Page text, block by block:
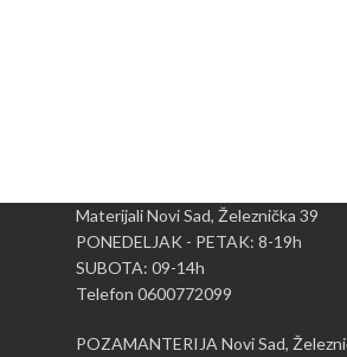
Materijali Novi Sad, Železnička 39
PONEDELJAK - PETAK: 8-19h
SUBOTA: 09-14h
Telefon 0600772099
POZAMANTERIJA Novi Sad,